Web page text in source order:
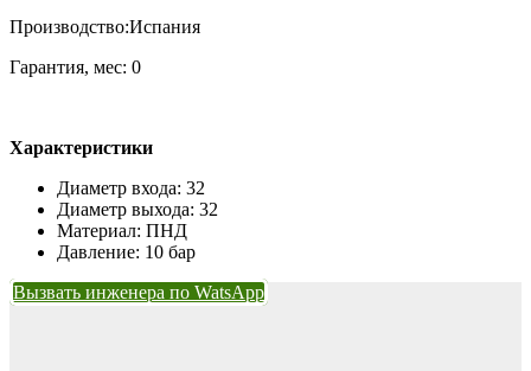
Производство:Испания
Гарантия, мес: 0
Характеристики
Диаметр входа: 32
Диаметр выхода: 32
Материал: ПНД
Давление: 10 бар
Вызвать инженера по WatsApp